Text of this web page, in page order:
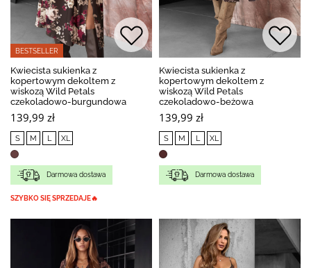
BESTSELLER
Kwiecista sukienka z
kopertowym dekoltem z
wiskozą Wild Petals
czekoladowo-burgundowa
139,99 zł
S M L XL
Darmowa dostawa
SZYBKO SIĘ SPRZEDAJE🔥
Kwiecista sukienka z
kopertowym dekoltem z
wiskozą Wild Petals
czekoladowo-beżowa
139,99 zł
S M L XL
Darmowa dostawa